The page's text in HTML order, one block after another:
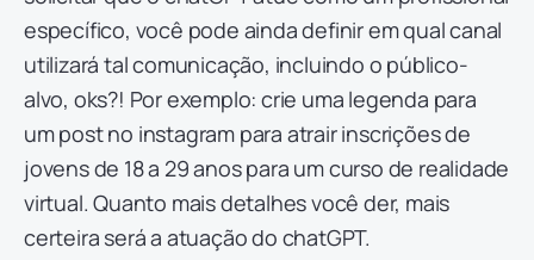
específico, você pode ainda definir em qual canal
utilizará tal comunicação, incluindo o público-
alvo, oks?! Por exemplo: crie uma legenda para
um post no instagram para atrair inscrições de
jovens de 18 a 29 anos para um curso de realidade
virtual. Quanto mais detalhes você der, mais
certeira será a atuação do chatGPT.